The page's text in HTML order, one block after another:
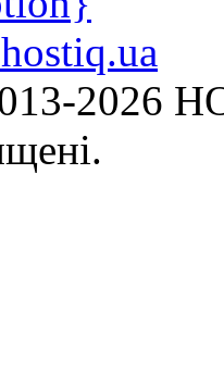
2026